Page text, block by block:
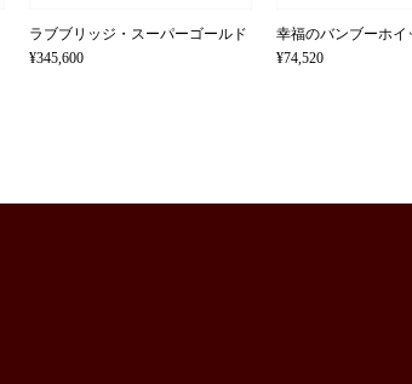
ラブブリッジ・スーパーゴールド
¥345,600
幸福のバンブーホイ
¥74,520